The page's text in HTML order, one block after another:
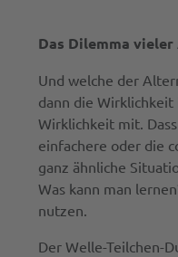
Das Dilemma
Und welche der
dann die
Wirklichkeit mit.
einfachere oder die
ganz ähnliche
Was kann man
nutzen.
Der Welle-Teilchen-